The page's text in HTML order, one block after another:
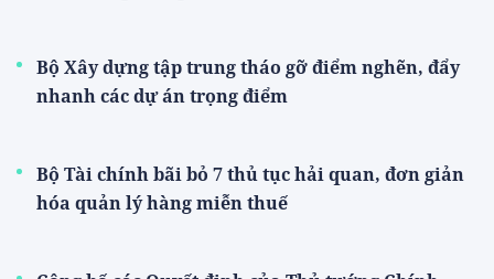
Bộ Xây dựng tập trung tháo gỡ điểm nghẽn, đẩy
nhanh các dự án trọng điểm
Bộ Tài chính bãi bỏ 7 thủ tục hải quan, đơn giản
hóa quản lý hàng miễn thuế